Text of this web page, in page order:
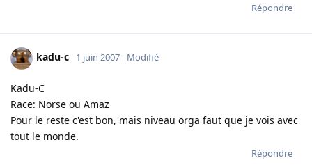
Répondre
kadu-c 1 juin 2007 Modifié
Kadu-C
Race: Norse ou Amaz
Pour le reste c'est bon, mais niveau orga faut que je vois avec
tout le monde.
Répondre